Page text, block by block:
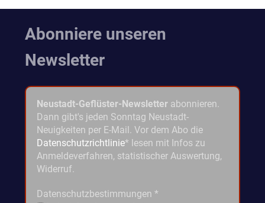
Abonniere unseren
Newsletter
Neustadt-Geflüster-Newsletter abonnieren.
Dann gibt's jeden Sonntag Neustadt-
Neuigkeiten per E-Mail. Vor dem Abo die
Datenschutzrichtlinie* lesen mit Infos zu
Anmeldeverfahren, statistischer Auswertung,
Widerruf.
Datenschutzbestimmungen *